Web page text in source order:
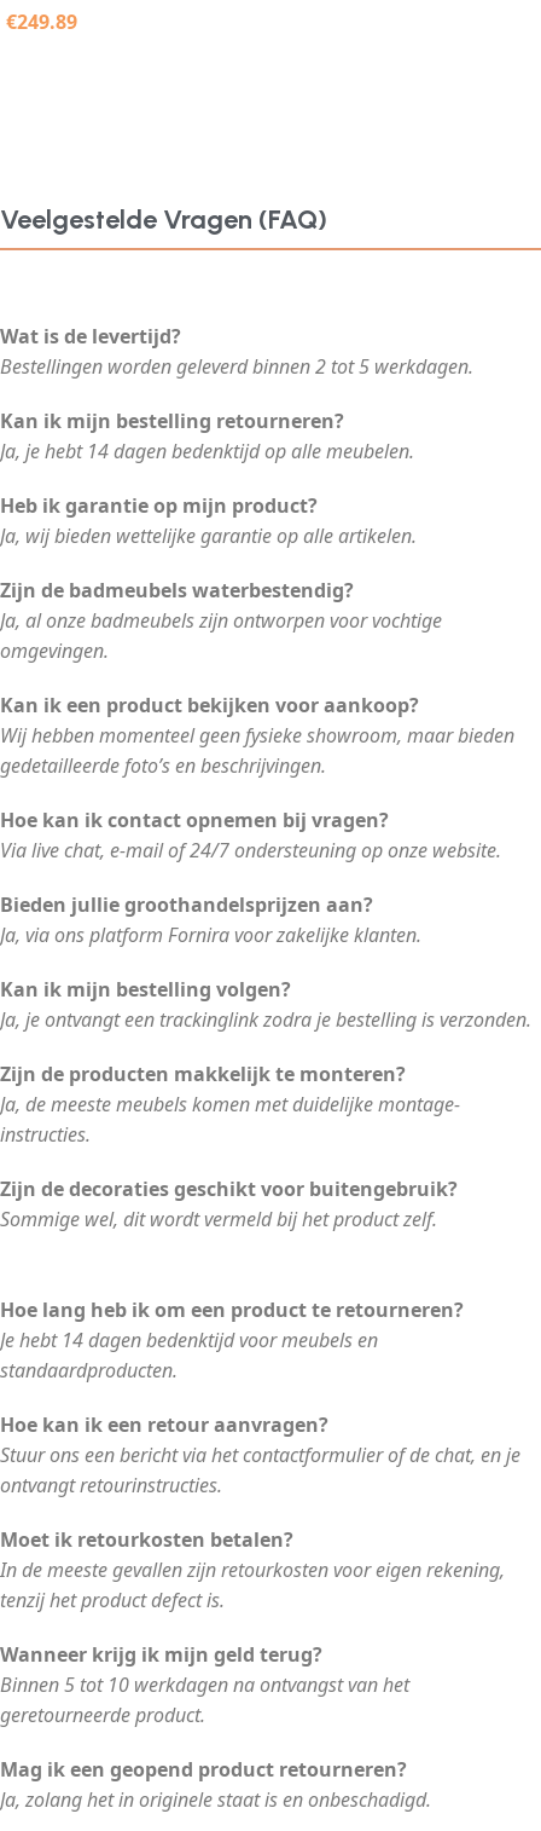
€249.89
Veelgestelde Vragen (FAQ)
Wat is de levertijd?
Bestellingen worden geleverd binnen 2 tot 5 werkdagen.
Kan ik mijn bestelling retourneren?
Ja, je hebt 14 dagen bedenktijd op alle meubelen.
Heb ik garantie op mijn product?
Ja, wij bieden wettelijke garantie op alle artikelen.
Zijn de badmeubels waterbestendig?
Ja, al onze badmeubels zijn ontworpen voor vochtige
omgevingen.
Kan ik een product bekijken voor aankoop?
Wij hebben momenteel geen fysieke showroom, maar bieden
gedetailleerde foto’s en beschrijvingen.
Hoe kan ik contact opnemen bij vragen?
Via live chat, e-mail of 24/7 ondersteuning op onze website.
Bieden jullie groothandelsprijzen aan?
Ja, via ons platform Fornira voor zakelijke klanten.
Kan ik mijn bestelling volgen?
Ja, je ontvangt een trackinglink zodra je bestelling is verzonden.
Zijn de producten makkelijk te monteren?
Ja, de meeste meubels komen met duidelijke montage-
instructies.
Zijn de decoraties geschikt voor buitengebruik?
Sommige wel, dit wordt vermeld bij het product zelf.
Hoe lang heb ik om een product te retourneren?
Je hebt 14 dagen bedenktijd voor meubels en
standaardproducten.
Hoe kan ik een retour aanvragen?
Stuur ons een bericht via het contactformulier of de chat, en je
ontvangt retourinstructies.
Moet ik retourkosten betalen?
In de meeste gevallen zijn retourkosten voor eigen rekening,
tenzij het product defect is.
Wanneer krijg ik mijn geld terug?
Binnen 5 tot 10 werkdagen na ontvangst van het
geretourneerde product.
Mag ik een geopend product retourneren?
Ja, zolang het in originele staat is en onbeschadigd.